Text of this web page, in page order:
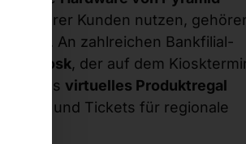
ihrer Kunden nutzen,
. An zahlreichen Bankfilial-
VR eKiosk, der auf dem
als virtuelles Produktregal
und Tickets für regionale